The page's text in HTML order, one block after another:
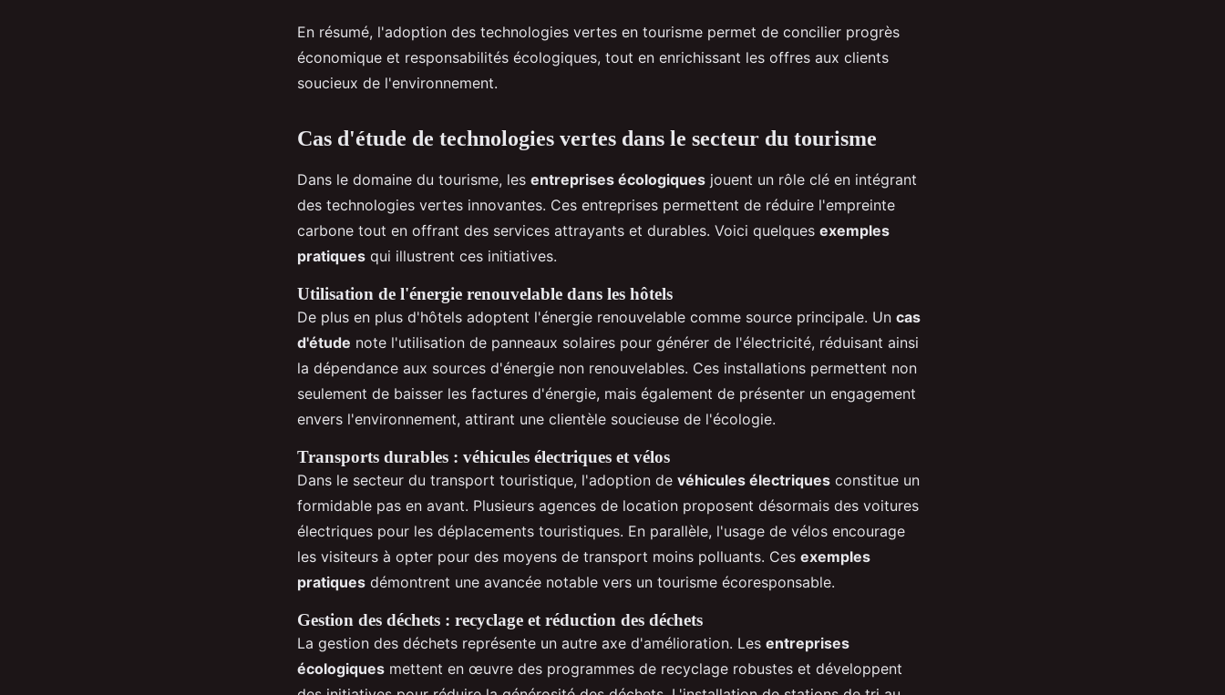
En résumé, l'adoption des technologies vertes en tourisme permet de concilier progrès
économique et responsabilités écologiques, tout en enrichissant les offres aux clients
soucieux de l'environnement.
Cas d'étude de technologies vertes dans le secteur du tourisme
Dans le domaine du tourisme, les entreprises écologiques jouent un rôle clé en intégrant
des technologies vertes innovantes. Ces entreprises permettent de réduire l'empreinte
carbone tout en offrant des services attrayants et durables. Voici quelques exemples
pratiques qui illustrent ces initiatives.
Utilisation de l'énergie renouvelable dans les hôtels
De plus en plus d'hôtels adoptent l'énergie renouvelable comme source principale. Un cas
d'étude note l'utilisation de panneaux solaires pour générer de l'électricité, réduisant ainsi
la dépendance aux sources d'énergie non renouvelables. Ces installations permettent non
seulement de baisser les factures d'énergie, mais également de présenter un engagement
envers l'environnement, attirant une clientèle soucieuse de l'écologie.
Transports durables : véhicules électriques et vélos
Dans le secteur du transport touristique, l'adoption de véhicules électriques constitue un
formidable pas en avant. Plusieurs agences de location proposent désormais des voitures
électriques pour les déplacements touristiques. En parallèle, l'usage de vélos encourage
les visiteurs à opter pour des moyens de transport moins polluants. Ces exemples
pratiques démontrent une avancée notable vers un tourisme écoresponsable.
Gestion des déchets : recyclage et réduction des déchets
La gestion des déchets représente un autre axe d'amélioration. Les entreprises
écologiques mettent en œuvre des programmes de recyclage robustes et développent